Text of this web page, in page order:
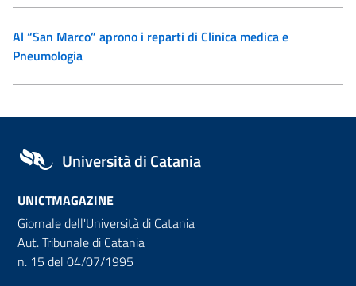
Al “San Marco” aprono i reparti di Clinica medica e
Pneumologia
Università di Catania
UNICTMAGAZINE
Giornale dell'Università di Catania
Aut. Tribunale di Catania
n. 15 del 04/07/1995